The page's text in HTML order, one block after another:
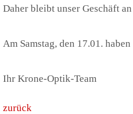
Daher bleibt unser Geschäft
Am Samstag, den 17.01.
Ihr Krone-Optik-Team
zurück